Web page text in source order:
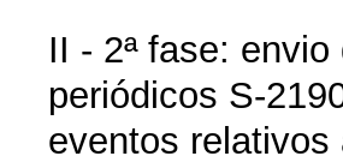
II - 2ª fase:
periódicos S-
eventos relativos